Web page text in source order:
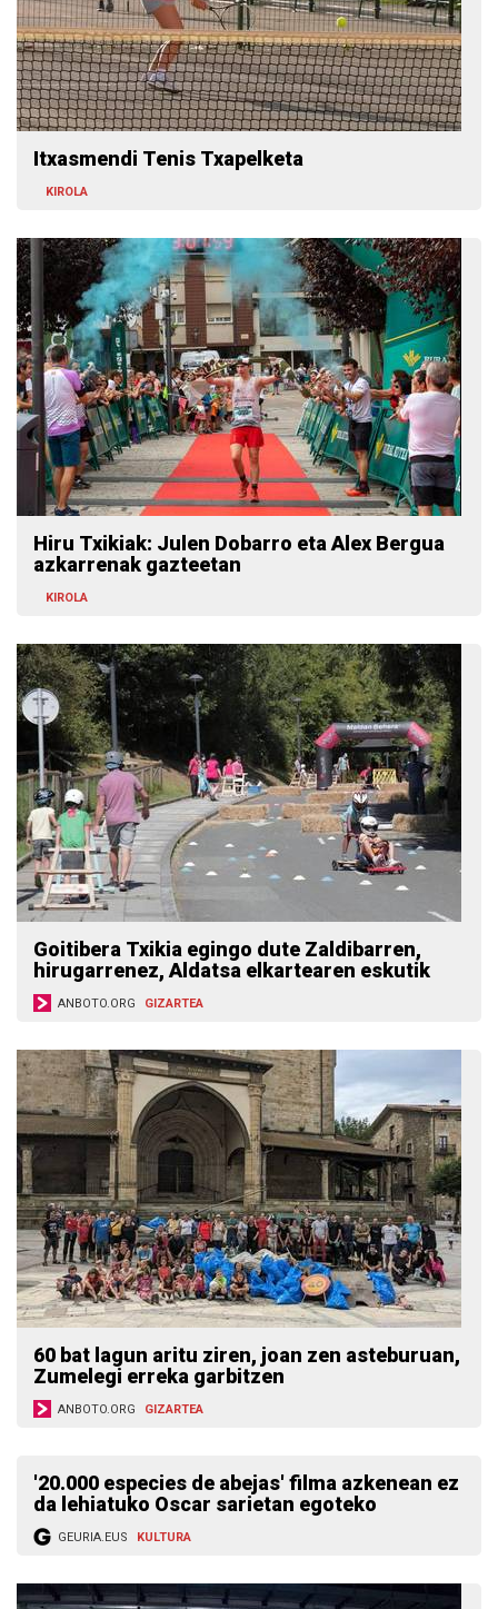
Itxasmendi Tenis Txapelketa
KIROLA
Hiru Txikiak: Julen Dobarro eta Alex Bergua
azkarrenak gazteetan
KIROLA
Goitibera Txikia egingo dute Zaldibarren,
hirugarrenez, Aldatsa elkartearen eskutik
ANBOTO.ORG GIZARTEA
60 bat lagun aritu ziren, joan zen asteburuan,
Zumelegi erreka garbitzen
ANBOTO.ORG GIZARTEA
'20.000 especies de abejas' filma azkenean ez
da lehiatuko Oscar sarietan egoteko
GEURIA.EUS KULTURA